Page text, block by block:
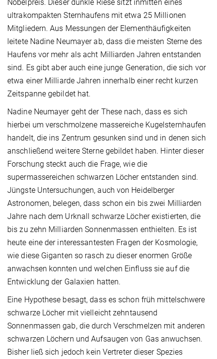
Nobelpreis. Dieser dunkle Riese sitzt inmitten eines
ultrakompakten Sternhaufens mit etwa 25 Millionen
Mitgliedern. Aus Messungen der Elementhäufigkeiten
leitete Nadine Neumayer ab, dass die meisten Sterne des
Haufens vor mehr als acht Milliarden Jahren entstanden
sind. Es gibt aber auch eine junge Generation, die sich vor
etwa einer Milliarde Jahren innerhalb einer recht kurzen
Zeitspanne gebildet hat.
Nadine Neumayer geht der These nach, dass es sich
hierbei um verschmolzene massereiche Kugelsternhaufen
handelt, die ins Zentrum gesunken sind und in denen sich
anschließend weitere Sterne gebildet haben. Hinter dieser
Forschung steckt auch die Frage, wie die
supermassereichen schwarzen Löcher entstanden sind.
Jüngste Untersuchungen, auch von Heidelberger
Astronomen, belegen, dass schon ein bis zwei Milliarden
Jahre nach dem Urknall schwarze Löcher existierten, die
bis zu zehn Milliarden Sonnenmassen enthielten. Es ist
heute eine der interessantesten Fragen der Kosmologie,
wie diese Giganten so rasch zu dieser enormen Größe
anwachsen konnten und welchen Einfluss sie auf die
Entwicklung der Galaxien hatten.
Eine Hypothese besagt, dass es schon früh mittelschwere
schwarze Löcher mit vielleicht zehntausend
Sonnenmassen gab, die durch Verschmelzen mit anderen
schwarzen Löchern und Aufsaugen von Gas anwuchsen.
Bisher ließ sich jedoch kein Vertreter dieser Spezies